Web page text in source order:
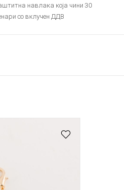
навлака која чини 30
со вклучен ДДВ